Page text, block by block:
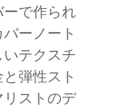
で作られ
ーノート
テクスチ
弾性スト
リストのデ